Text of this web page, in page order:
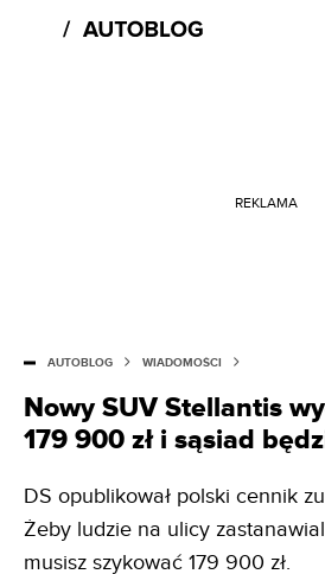
REKLAMA
AUTOBLOG WIADOMOŚCI
Nowy SUV Stellantis
179 900 zł i sąsiad
DS opublikował polski cennik
Żeby ludzie na ulicy
musisz szykować 179 900 zł.